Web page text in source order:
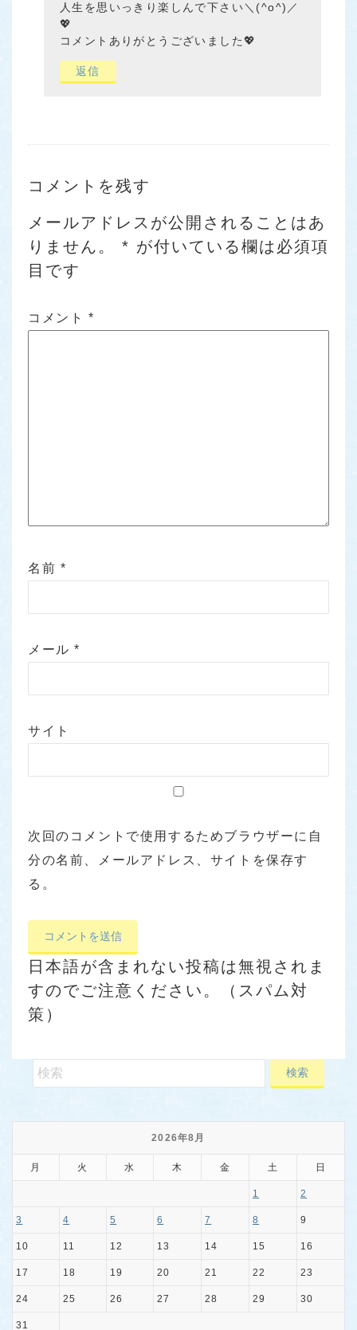
人生を思いっきり楽しんで下さい＼(^o^)／
💖
コメントありがとうございました💖
返信
コメントを残す
メールアドレスが公開されることはあ
りません。
* が付いている欄は必須項
目です
コメント *
名前 *
メール*
サイト
次回のコメントで使用するためブラウザーに自
分の名前、メールアドレス、サイトを保存す
る。
日本語が含まれない投稿は無視されま
すのでご注意ください。（スパム対
策）
2026年8月
月 火 水 木 金 土 日
1 2
3 4 5 6 7 8 9
10 11 12 13 14 15 16
17 18 19 20 21 22 23
24 25 26 27 28 29 30
31